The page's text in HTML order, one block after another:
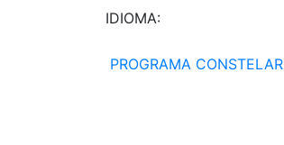
IDIOMA:
PROGRAMA CONSTELAR